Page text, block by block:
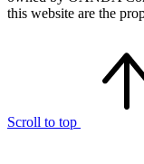
this website are the
Scroll to top